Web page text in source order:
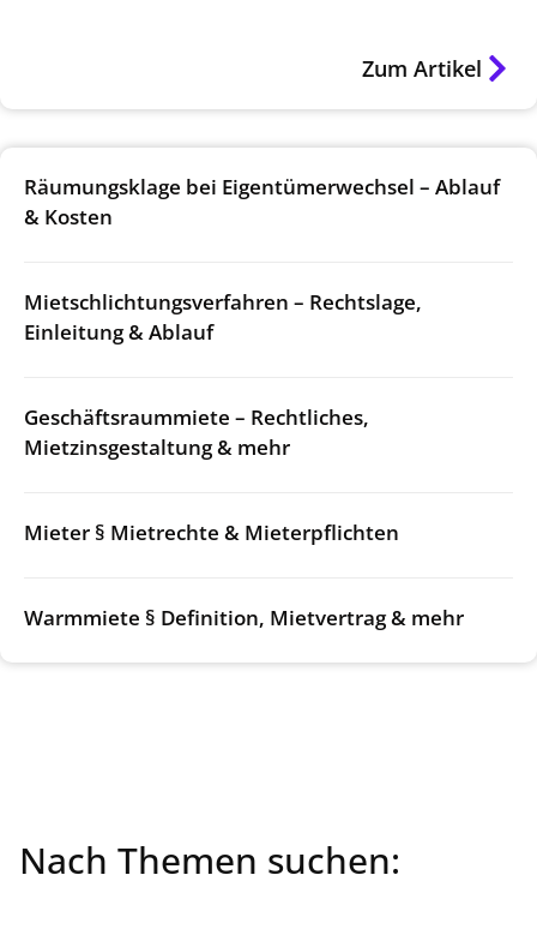
Zum Artikel
Räumungsklage bei Eigentümerwechsel – Ablauf
& Kosten
Mietschlichtungsverfahren – Rechtslage,
Einleitung & Ablauf
Geschäftsraummiete – Rechtliches,
Mietzinsgestaltung & mehr
Mieter § Mietrechte & Mieterpflichten
Warmmiete § Definition, Mietvertrag & mehr
Nach Themen suchen: